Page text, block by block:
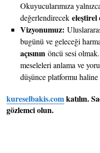
Okuyucularımıza
değerlendirecekeleştirel
Vizyonumuz:
bugünü ve geleceği
açısının öncü sesi
meseleleri anlama ve
düşünce platformu
kureselbakis.comkatılın.
gözlemci olun.